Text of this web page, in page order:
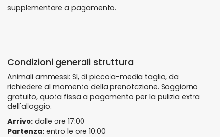
supplementare a pagamento.
Condizioni generali struttura
Animali ammessi: SI, di piccola-media taglia, da
richiedere al momento della prenotazione. Soggiorno
gratuito, quota fissa a pagamento per la pulizia extra
dell'alloggio.
Arrivo: dalle ore 17:00
Partenza: entro le ore 10:00